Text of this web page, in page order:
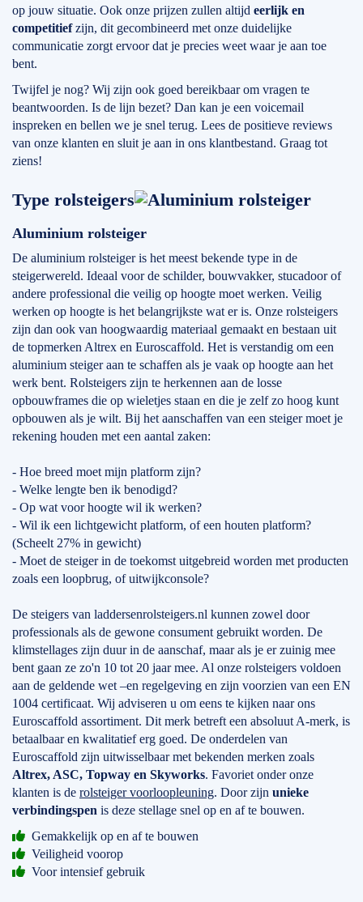
op jouw situatie. Ook onze prijzen zullen altijd eerlijk en
competitiefzijn, dit gecombineerd met onze duidelijke
communicatie zorgt ervoor dat je precies weet waar je aan toe
bent.
Twijfel je nog? Wij zijn ook goed bereikbaar om vragen te
beantwoorden. Is de lijn bezet? Dan kan je een voicemail
inspreken en bellen we je snel terug. Lees de positieve reviews
van onze klanten en sluit je aan in ons klantbestand. Graag tot
ziens!
Type rolsteigers
Aluminium rolsteiger
De aluminium rolsteiger is het meest bekende type in de
steigerwereld. Ideaal voor de schilder, bouwvakker, stucadoor of
andere professional die veilig op hoogte moet werken. Veilig
werken op hoogte is het belangrijkste wat er is. Onze rolsteigers
zijn dan ook van hoogwaardig materiaal gemaakt en bestaan uit
de topmerken Altrex en Euroscaffold. Het is verstandig om een
aluminium steiger aan te schaffen als je vaak op hoogte aan het
werk bent. Rolsteigers zijn te herkennen aan de losse
opbouwframes die op wieletjes staan en die je zelf zo hoog kunt
opbouwen als je wilt. Bij het aanschaffen van een steiger moet je
rekening houden met een aantal zaken:
- Hoe breed moet mijn platform zijn?
- Welke lengte ben ik benodigd?
- Op wat voor hoogte wil ik werken?
- Wil ik een lichtgewicht platform, of een houten platform?
(Scheelt 27% in gewicht)
- Moet de steiger in de toekomst uitgebreid worden met producten
zoals een loopbrug, of uitwijkconsole?
De steigers van laddersenrolsteigers.nl kunnen zowel door
professionals als de gewone consument gebruikt worden. De
klimstellages zijn duur in de aanschaf, maar als je er zuinig mee
bent gaan ze zo'n 10 tot 20 jaar mee. Al onze rolsteigers voldoen
aan de geldende wet –en regelgeving en zijn voorzien van een EN
1004 certificaat. Wij adviseren u om eens te kijken naar ons
Euroscaffold assortiment. Dit merk betreft een absoluut A-merk, is
betaalbaar en kwalitatief erg goed. De onderdelen van
Euroscaffold zijn uitwisselbaar met bekenden merken zoals
Altrex, ASC, Topway en Skyworks. Favoriet onder onze
klanten is de rolsteiger voorloopleuning. Door zijn unieke
verbindingspen is deze stellage snel op en af te bouwen.
Gemakkelijk op en af te bouwen
Veiligheid voorop
Voor intensief gebruik